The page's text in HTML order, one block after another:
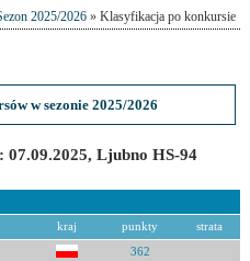
2025/2026» Klasyfikacja po konkursie
w sezonie 2025/2026
Ljubno HS-94
kraj punkty strata
362